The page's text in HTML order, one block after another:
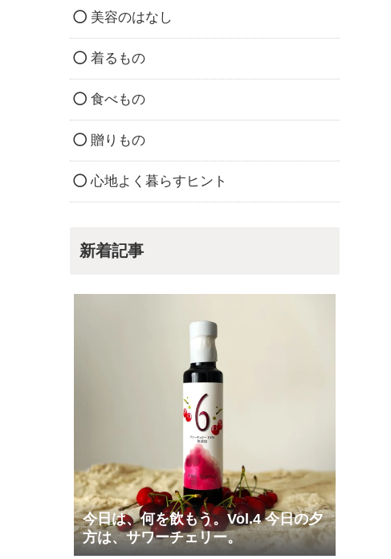
美容のはなし
着るもの
食べもの
贈りもの
心地よく暮らすヒント
新着記事
今日は、何を飲もう。Vol.4 今日の夕
方は、サワーチェリー。